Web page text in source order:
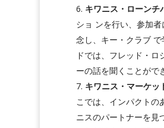
キワニス・ローンチ
ショ ンを行い、参加
念し、キー・クラブ
ドでは、フレッド・
ーの話を聞くことがで
キワニス・マーケッ
こでは、インパクトの
ニスのパートナーを見